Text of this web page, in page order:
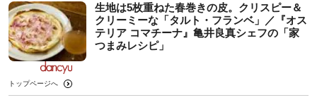
生地は5枚重ねた春巻きの皮。クリスピー＆
クリーミーな「タルト・フランベ」／『オス
テリア コマチーナ』亀井良真シェフの「家
つまみレシピ」
トップページへ